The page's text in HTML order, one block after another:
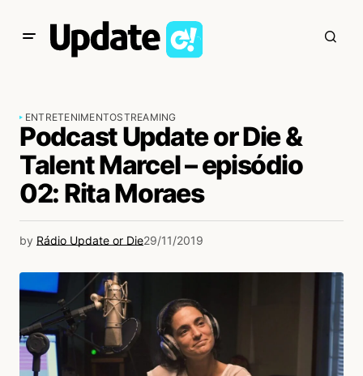
ENTRETENIMENTOSTREAMING
Podcast Update or Die &
Talent Marcel – episódio
02: Rita Moraes
by Rádio Update or Die29/11/2019